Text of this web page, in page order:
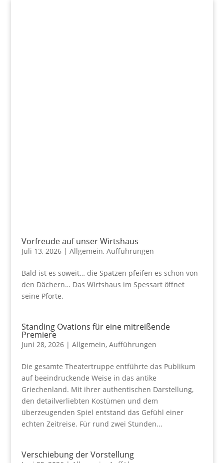
Vorfreude auf unser Wirtshaus
Juli 13, 2026| Allgemein, Aufführungen
Bald ist es soweit… die Spatzen pfeifen es schon von
den Dächern… Das Wirtshaus im Spessart öffnet
seine Pforte.
Standing Ovations für eine mitreißende
Premiere
Juni 28, 2026| Allgemein, Aufführungen
Die gesamte Theatertruppe entführte das Publikum
auf beeindruckende Weise in das antike
Griechenland. Mit ihrer authentischen Darstellung,
den detailverliebten Kostümen und dem
überzeugenden Spiel entstand das Gefühl einer
echten Zeitreise. Für rund zwei Stunden...
Verschiebung der Vorstellung